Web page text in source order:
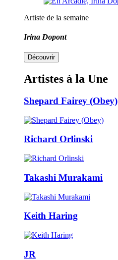
Artiste de la semaine
Irina Dopont
Découvrir
Artistes à la Une
Shepard Fairey (Obey)
Richard Orlinski
Takashi Murakami
Keith Haring
JR